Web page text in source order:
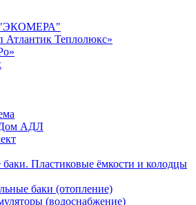
Теплолюкс»
АДЛ
Пластиковые ёмкости и колодцы
баки (отопление)
(водоснабжение)